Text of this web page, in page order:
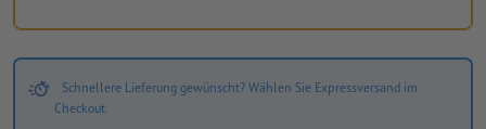
Schnellere Lieferung gewünscht? Wählen Sie Expressversand im
Checkout.